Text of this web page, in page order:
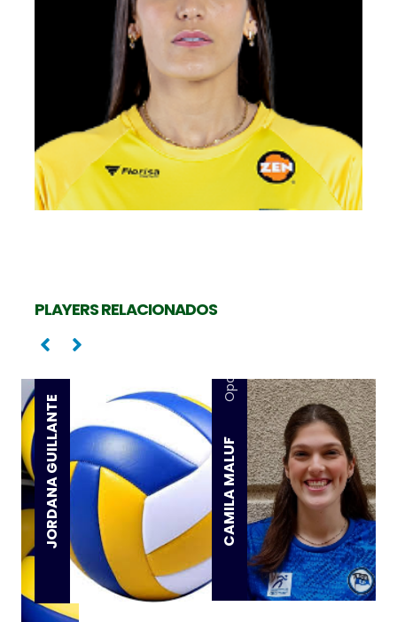
PLAYERS RELACIONADOS
JORDANA GUILLANTE
Oposta
CAMILA MALUF
Oposta